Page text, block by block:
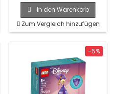
In den Warenkorb
Zum Vergleich hinzufügen
-5%